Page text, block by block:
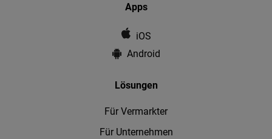
Apps
iOS
Android
Lösungen
Für Vermarkter
Für Unternehmen